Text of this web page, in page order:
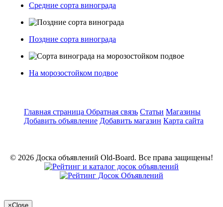
Средние сорта винограда
Поздние сорта винограда
На морозостойком подвое
Главная страница Обратная связь Статьи Магазины
Добавить объявление Добавить магазин Карта сайта
© 2026 Доска объявлений Old-Board. Все права защищены!
×Close